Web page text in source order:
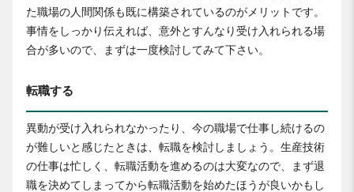
た職場の人間関係も既に構築されているのがメリットです。
事情をしっかり伝えれば、意外とすんなり受け入れられる場
合が多いので、まずは一度検討してみて下さい。
転職する
異動が受け入れられなかったり、今の職場で仕事し続けるの
が難しいと感じたときは、転職を検討しましょう。生産技術
の仕事は忙しく、転職活動を進めるのは大変なので、まず退
職を決めてしまってから転職活動を始めたほうが良いかもし